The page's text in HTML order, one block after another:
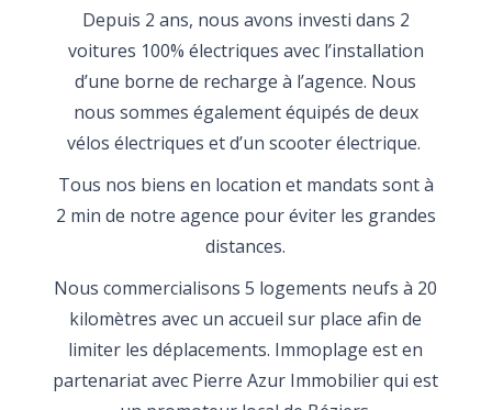
Depuis 2 ans, nous avons investi dans 2
voitures 100% électriques avec l’installation
d’une borne de recharge à l’agence. Nous
nous sommes également équipés de deux
vélos électriques et d’un scooter électrique.
Tous nos biens en location et mandats sont à
2 min de notre agence pour éviter les grandes
distances.
Nous commercialisons 5 logements neufs à 20
kilomètres avec un accueil sur place afin de
limiter les déplacements. Immoplage est en
partenariat avec Pierre Azur Immobilier qui est